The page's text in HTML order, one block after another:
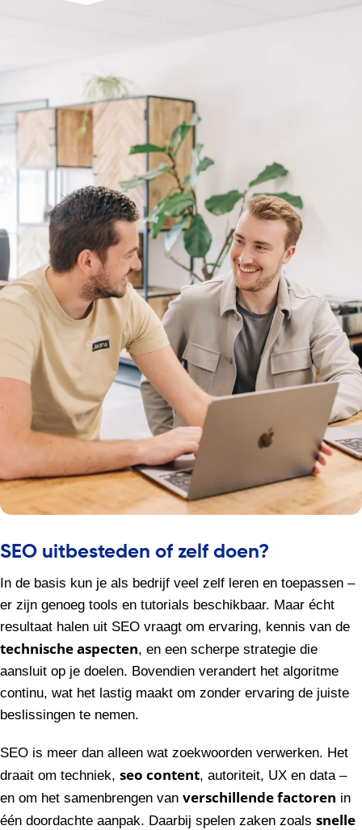
SEO uitbesteden of zelf doen?
In de basis kun je als bedrijf veel zelf leren en toepassen –
er zijn genoeg tools en tutorials beschikbaar. Maar écht
resultaat halen uit SEO vraagt om ervaring, kennis van de
technische aspecten, en een scherpe strategie die
aansluit op je doelen. Bovendien verandert het algoritme
continu, wat het lastig maakt om zonder ervaring de juiste
beslissingen te nemen.
SEO is meer dan alleen wat zoekwoorden verwerken. Het
draait om techniek, seo content, autoriteit, UX en data –
en om het samenbrengen van verschillende factoren in
één doordachte aanpak. Daarbij spelen zaken zoals snelle